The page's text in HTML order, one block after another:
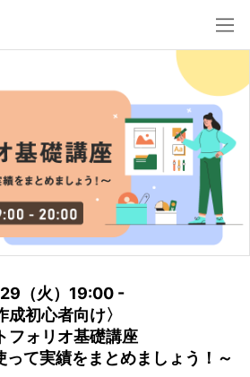
（火）19:00 -
成初心者向け〉
フォリオ基礎講座
って実績をまとめましょう！～